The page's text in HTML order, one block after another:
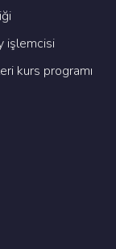
i̇şlemci̇si̇
kurs programi